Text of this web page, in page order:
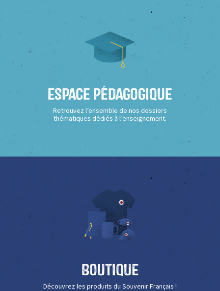
Espace Pédagogique
Retrouvez l’ensemble de nos dossiers
thématiques dédiés à l’enseignement.
Boutique
Découvrez les produits du Souvenir Français !